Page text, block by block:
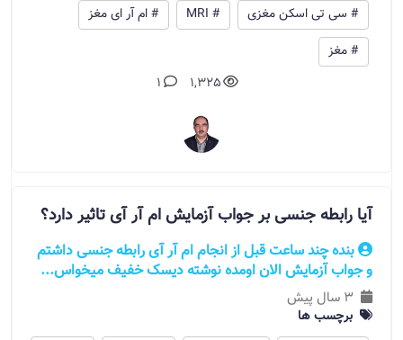
# سی تی اسکن مغزی
# MRI
# ام آر ای مغز
# مغز
1,325
1
آیا رابطه جنسی بر جواب آزمایش ام آر آی تاثیر دارد؟
بنده چند ساعت قبل از انجام ام آر آی رابطه جنسی داشتم
و جواب آزمایش الان اومده نوشته دیسک خفیف میخواس...
3 سال پیش
برچسب ها